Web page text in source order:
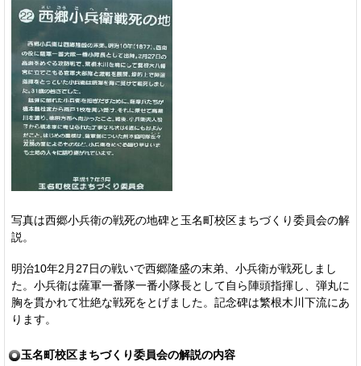
写真は西郷小兵衛の戦死の地碑と玉名町校区まちづくり委員会の解
説。
明治10年2月27日の戦いで西郷隆盛の末弟、小兵衛が戦死しまし
た。小兵衛は薩軍一番隊一番小隊長として自ら陣頭指揮し、弾丸に
胸を貫かれて壮絶な戦死をとげました。記念碑は繁根木川下流にあ
ります。
玉名町校区まちづくり委員会の解説の内容